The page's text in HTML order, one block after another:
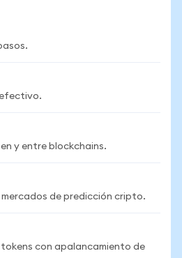
efectivo.
y entre blockchains.
mercados de predicción cripto.
con apalancamiento de